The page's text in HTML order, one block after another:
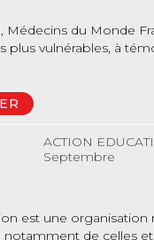
Médecins du Monde
plus vulnérables, à
ACTION
Septembre
est une
de celles